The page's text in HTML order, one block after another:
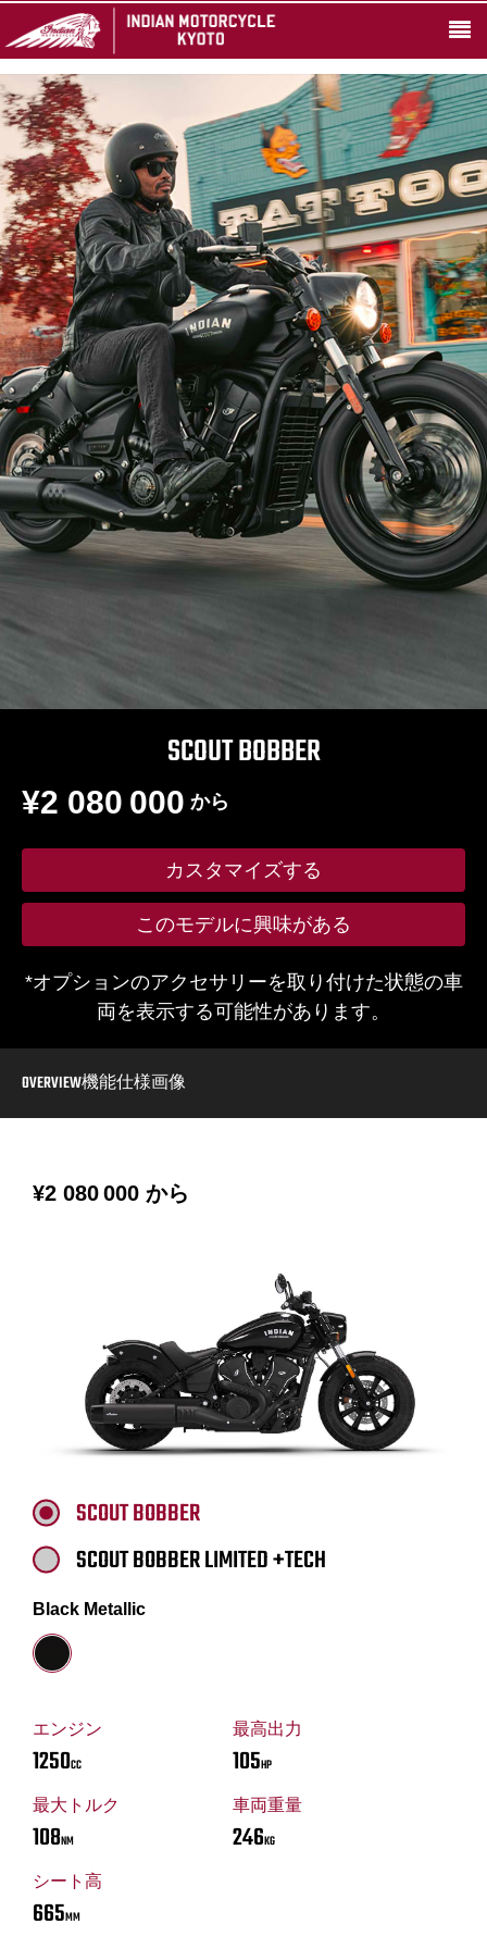
SCOUT BOBBER
から
¥2 080 000
カスタマイズする
このモデルに興味がある
*オプションのアクセサリーを取り付けた状態の車
両を表示する可能性があります。
OVERVIEW機能仕様画像
から
¥2 080 000
エンジン
1250CC
最高出力
105HP
最大トルク
108NM
車両重量
246KG
シート高
665MM
SCOUT BOBBER
SCOUT BOBBER LIMITED +TECH
Black Metallic